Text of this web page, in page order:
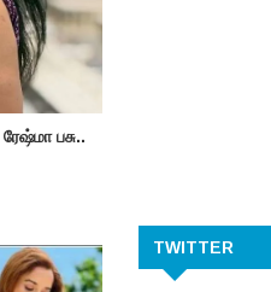
பசு..
TWITTER